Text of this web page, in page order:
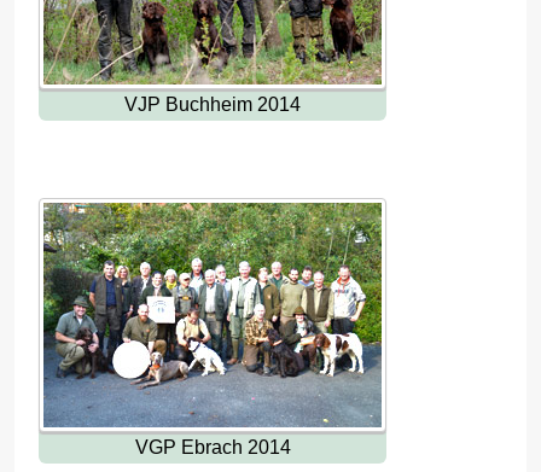
VJP Buchheim 2014
VGP Ebrach 2014